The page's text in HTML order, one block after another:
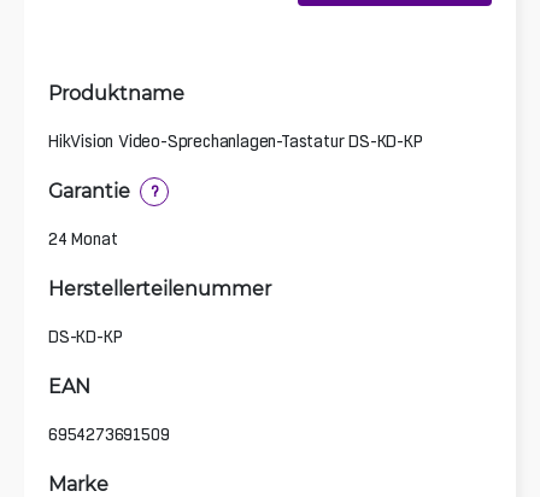
Produktname
HikVision Video-Sprechanlagen-Tastatur DS-KD-KP
Garantie ?
24 Monat
Herstellerteilenummer
DS-KD-KP
EAN
6954273691509
Marke